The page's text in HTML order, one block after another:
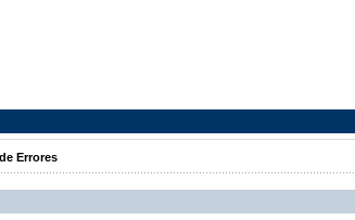
Errores